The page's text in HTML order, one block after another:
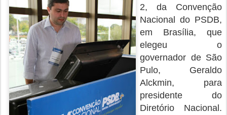
2, da Convenção
Nacional do PSDB,
em Brasília, que
elegeu o
governador de São
Pulo, Geraldo
Alckmin, para
presidente do
Diretório Nacional.